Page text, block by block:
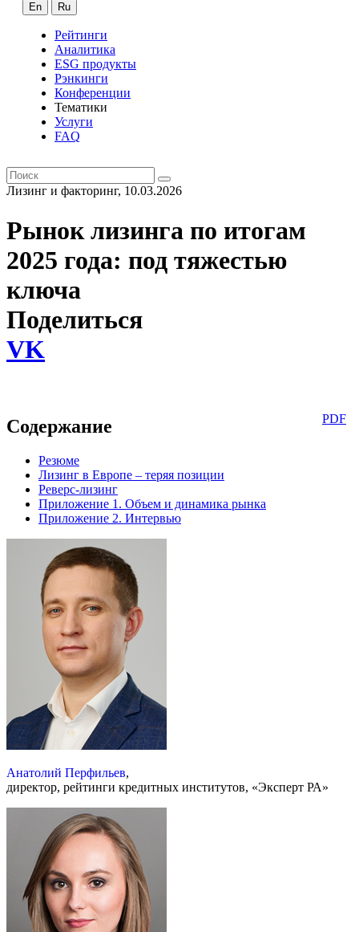
En Ru
Рейтинги
Аналитика
ESG продукты
Рэнкинги
Конференции
Тематики
Услуги
FAQ
Лизинг и факторинг, 10.03.2026
Рынок лизинга по итогам
2025 года: под тяжестью
ключа
Поделиться
VK
PDF
Содержание
Резюме
Лизинг в Европе – теряя позиции
Реверс-лизинг
Приложение 1. Объем и динамика рынка
Приложение 2. Интервью
Анатолий Перфильев,
директор, рейтинги кредитных институтов, «Эксперт РА»